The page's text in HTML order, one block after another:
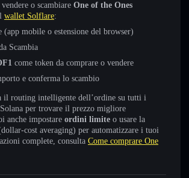
o scambiare One of the Ones
wallet Solflare:
mobile o estensione del browser)
Scambia
come token da comprare o vendere
e conferma lo scambio
il routing intelligente dell’ordine su tutti i
per trovare il prezzo migliore
anche impostare ordini limite o usare la
cost averaging) per automatizzare i tuoi
complete, consulta Come comprare One